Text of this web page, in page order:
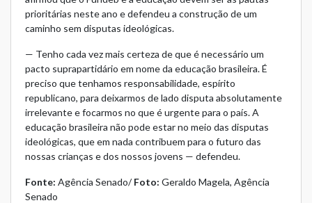
prioritárias neste ano e defendeu a construção de um
caminho sem disputas ideológicas.
— Tenho cada vez mais certeza de que é necessário um
pacto suprapartidário em nome da educação brasileira. É
preciso que tenhamos responsabilidade, espírito
republicano, para deixarmos de lado disputa absolutamente
irrelevante e focarmos no que é urgente para o país. A
educação brasileira não pode estar no meio das disputas
ideológicas, que em nada contribuem para o futuro das
nossas crianças e dos nossos jovens — defendeu.
Fonte: Agência Senado/Foto: Geraldo Magela, Agência
Senado